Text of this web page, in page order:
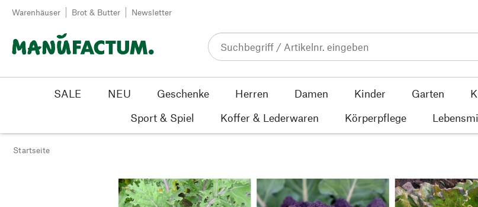
Zum Inhalt springen
Warenhäuser Brot & Butter Newsletter
SALE NEU Geschenke Herren Damen Kinder Garten
Sport & Spiel
Koffer & Lederwaren Körperpflege
Startseite